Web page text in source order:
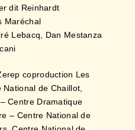
dit Reinhardt
Maréchal
Lebacq, Dan Mestanza
coproduction Les
National de Chaillot,
Centre Dramatique
– Centre National de